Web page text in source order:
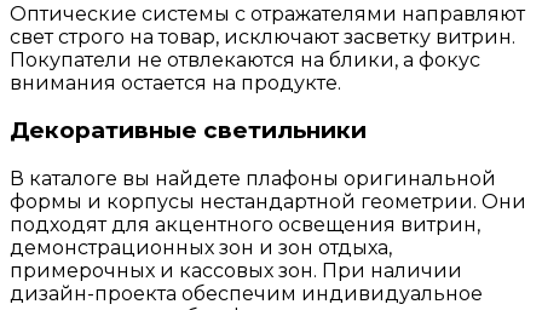
Оптические системы с отражателями направляют
свет строго на товар, исключают засветку витрин.
Покупатели не отвлекаются на блики, а фокус
внимания остается на продукте.
Декоративные светильники
В каталоге вы найдете плафоны оригинальной
формы и корпусы нестандартной геометрии. Они
подходят для акцентного освещения витрин,
демонстрационных зон и зон отдыха,
примерочных и кассовых зон. При наличии
дизайн-проекта обеспечим индивидуальное